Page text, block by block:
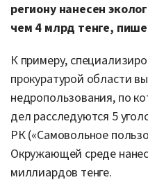
региону нанесен
чем 4 млрд тенге,
К примеру,
прокуратурой области
недропользования, по
дел расследуются 5
РК («Самовольное
Окружающей среде
миллиардов тенге.